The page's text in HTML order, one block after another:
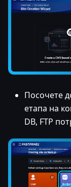
Посочете
етапа на
DB, FTP